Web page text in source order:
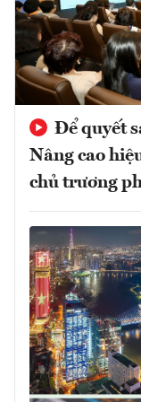
Để quyết
Nâng cao
chủ trương